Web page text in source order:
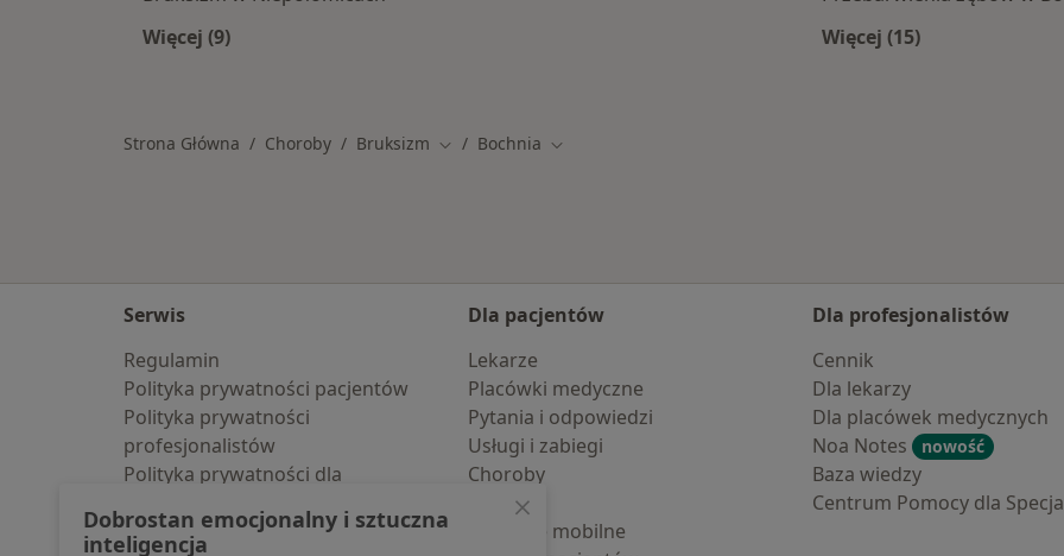
Więcej (9)
Więcej (15)
Strona Główna Choroby Bruksizm Zmień miasto
Bochnia Zmień miasto
Serwis
Regulamin
Polityka prywatności pacjentów
Polityka prywatności
profesjonalistów
Polityka prywatności dla
pozyskaliśmy samodzielnie
Dla pacjentów
Lekarze
Placówki medyczne
Pytania i odpowiedzi
Usługi i zabiegi
Choroby
Pomoc
Aplikacje mobilne
Dla profesjonalistów
Cennik
Dla lekarzy
Dla placówek medycznych
Noa Notes
nowość
Baza wiedzy
Centrum Pomocy dla
Dobrostan emocjonalny i sztuczna
inteligencja